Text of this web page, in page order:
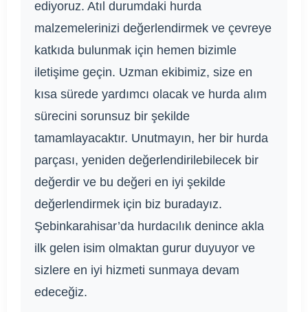
ediyoruz. Atıl durumdaki hurda
malzemelerinizi değerlendirmek ve çevreye
katkıda bulunmak için hemen bizimle
iletişime geçin. Uzman ekibimiz, size en
kısa sürede yardımcı olacak ve hurda alım
sürecini sorunsuz bir şekilde
tamamlayacaktır. Unutmayın, her bir hurda
parçası, yeniden değerlendirilebilecek bir
değerdir ve bu değeri en iyi şekilde
değerlendirmek için biz buradayız.
Şebinkarahisar’da hurdacılık denince akla
ilk gelen isim olmaktan gurur duyuyor ve
sizlere en iyi hizmeti sunmaya devam
edeceğiz.